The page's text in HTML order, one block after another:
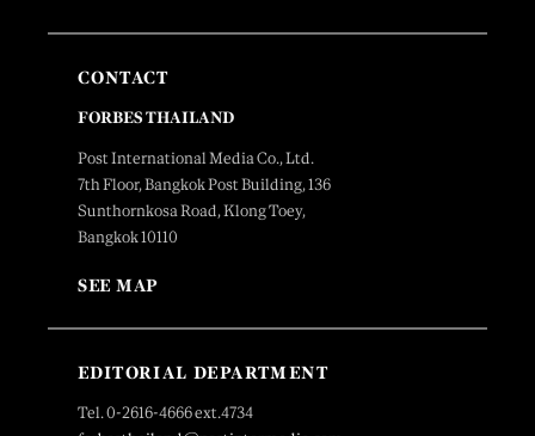
CONTACT
FORBES THAILAND
Post International Media Co., Ltd.
7th Floor, Bangkok Post Building, 136
Sunthornkosa Road, Klong Toey,
Bangkok 10110
SEE MAP
EDITORIAL DEPARTMENT
Tel. 0-2616-4666 ext.4734